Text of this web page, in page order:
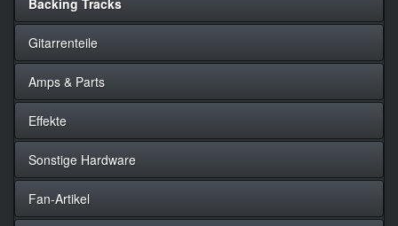
Backing Tracks
Gitarrenteile
Amps & Parts
Effekte
Sonstige Hardware
Fan-Artikel